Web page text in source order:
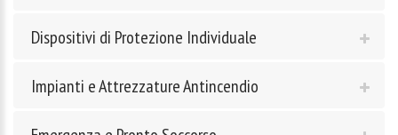
Dispositivi di Protezione Individuale
Impianti e Attrezzature Antincendio